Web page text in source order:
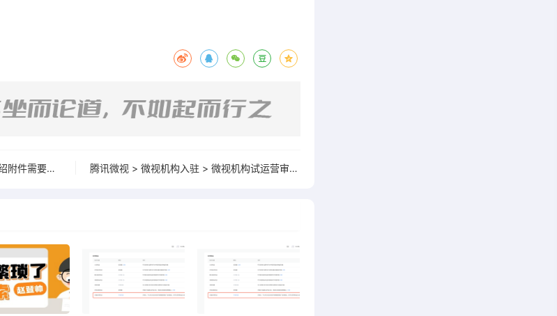
腾讯微视：微视机构入驻之业务介绍附件需要包含哪些内容？ 腾讯微视 > 微视机构入驻 > 微视机构试运营审核标准是什么？